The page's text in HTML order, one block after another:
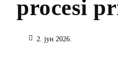
procesi
2. јун 2026.